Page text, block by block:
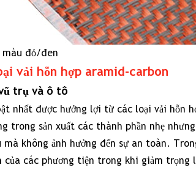
màu đỏ/đen
vải hỗn hợp aramid-carbon
trụ và ô tô
nhất được hưởng lợi từ các loại vải hỗn
trong sản xuất các thành phần nhẹ
không ảnh hưởng đến sự an toàn.
của các phương tiện trong khi giảm